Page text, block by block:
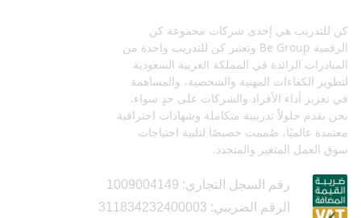
كن للتدريب هي إحدى شركات مجموعة كن
الرقمية Be Group وتعتبر كن للتدريب واحدة من
المبادرات الرائدة في المملكة العربية السعودية
لتطوير الكفاءات المهنية والشخصية، والمساهمة
في تعزيز أداء الأفراد والشركات على حدٍ سواء.
نحن نقدم حلولاً تدريبية متكاملة وشهادات احترافية
معتمدة عالميًا، صُممت خصيصًا لتلبية احتياجات
سوق العمل المتغير والمتجدد.
رقم السجل التجاري: 1009004149
الرقم الضريبي: 311834232400003